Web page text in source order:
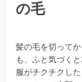
の毛
髪の毛を切って
も、ふと気づく
服がチクチクし